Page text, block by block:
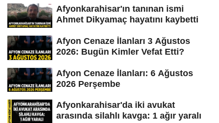
Afyonkarahisar'ın tanınan ismi
Ahmet Dikyamaç hayatını kaybetti
Afyon Cenaze İlanları 3 Ağustos
2026: Bugün Kimler Vefat Etti?
Afyon Cenaze İlanları: 6 Ağustos
2026 Perşembe
Afyonkarahisar'da iki avukat
arasında silahlı kavga: 1 ağır yaralı